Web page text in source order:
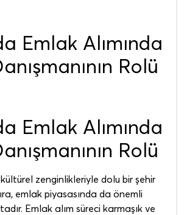
Emlak Alımında
Rolü
Emlak Alımında
Rolü
zenginlikleriyle dolu bir şehir
emlak piyasasında da önemli
Emlak alım süreci karmaşık ve